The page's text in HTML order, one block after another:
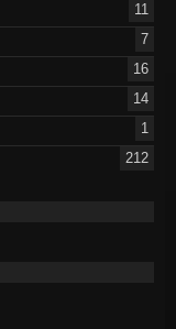
11
7
16
14
1
212